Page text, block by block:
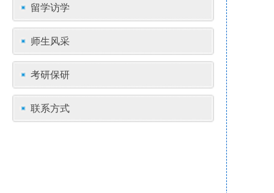
留学访学
师生风采
考研保研
联系方式